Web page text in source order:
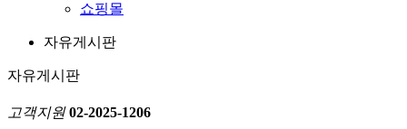
쇼핑몰
자유게시판
자유게시판
고객지원 02-2025-1206